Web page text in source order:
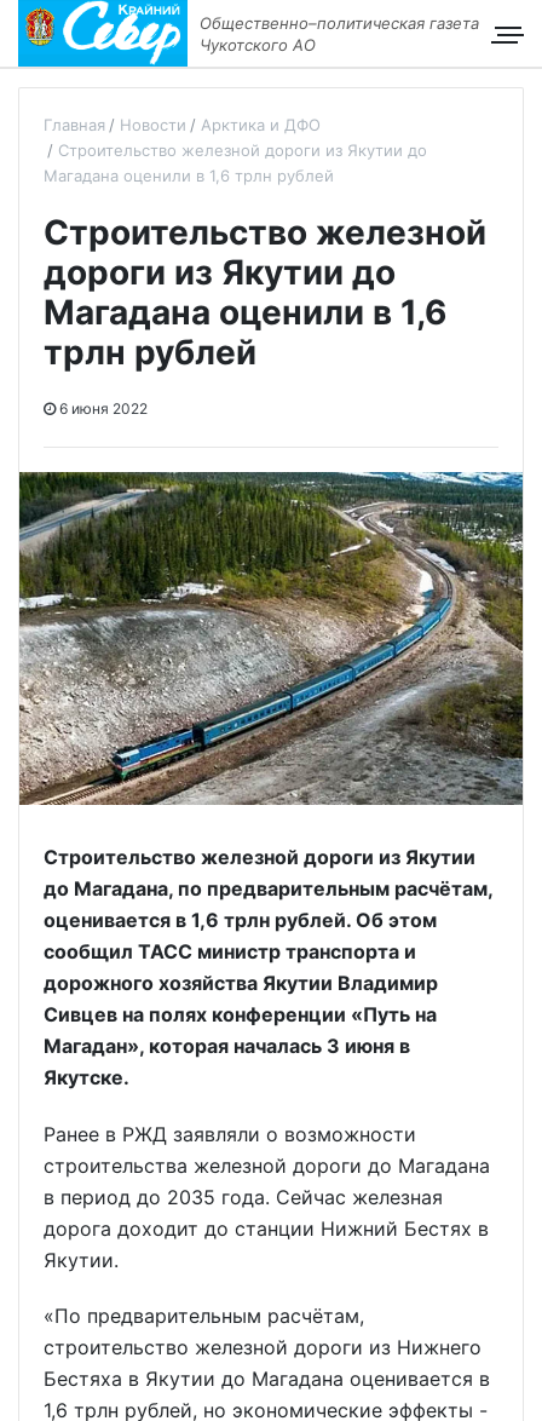
Общественно–политическая газета
Чукотского АО
Главная Новости
Арктика и ДФО
Строительство железной дороги из Якутии до
Магадана оценили в 1,6 трлн рублей
Строительство железной
дороги из Якутии до
Магадана оценили в 1,6
трлн рублей
6 июня 2022
Строительство железной дороги из Якутии
до Магадана, по предварительным расчётам,
оценивается в 1,6 трлн рублей. Об этом
сообщил ТАСС министр транспорта и
дорожного хозяйства Якутии Владимир
Сивцев на полях конференции «Путь на
Магадан», которая началась 3 июня в
Якутске.
Ранее в РЖД заявляли о возможности
строительства железной дороги до Магадана
в период до 2035 года. Сейчас железная
дорога доходит до станции Нижний Бестях в
Якутии.
«По предварительным расчётам,
строительство железной дороги из Нижнего
Бестяха в Якутии до Магадана оценивается в
1,6 трлн рублей, но экономические эффекты -